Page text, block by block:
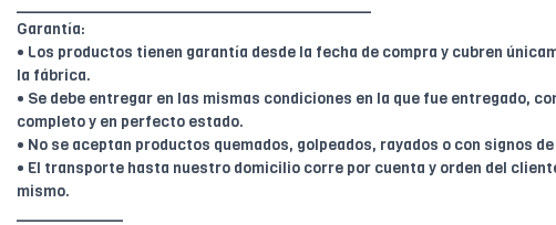
Garantía:
• Los productos tienen garantía desde la fecha de compra y cubren
la fábrica.
• Se debe entregar en las mismas condiciones en la que fue entregado,
completo y en perfecto estado.
• No se aceptan productos quemados, golpeados, rayados o con signos
• El transporte hasta nuestro domicilio corre por cuenta y orden del
mismo.